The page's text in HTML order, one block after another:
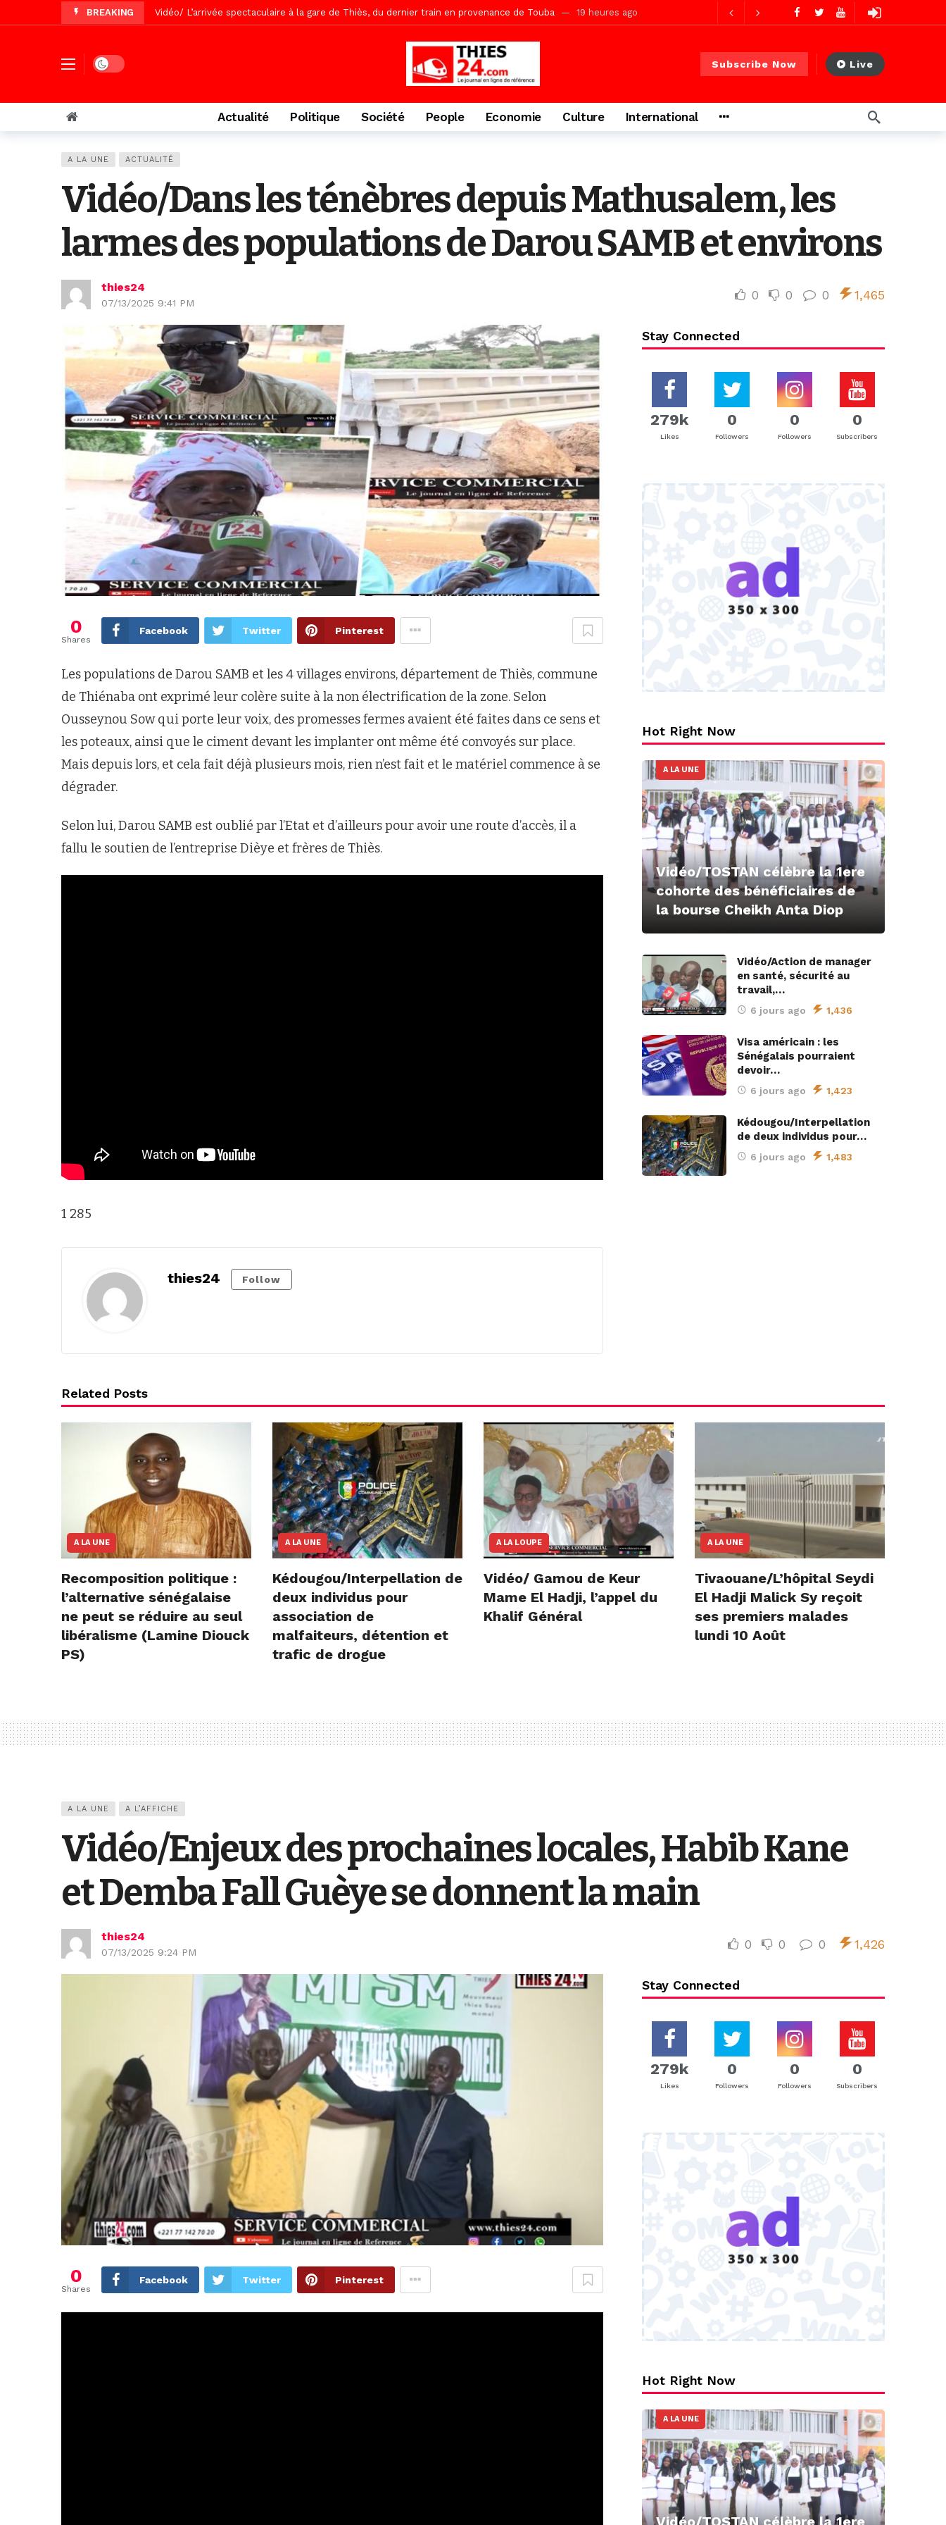
BREAKING Vidéo/ L’arrivée spectaculaire à la gare de Thiès, du dernier train en provenance de Touba 19 heures ago
Vidéo/Gamou Bakhdad chez Boroom Ndaam, sécurité, eau, au coeur des priorités
Vidéo/Magal Serigne Abdoulaye Yakhine, le Comité d’organisation dévoile ses priorités
Vidéo/Chérif Nehma Aïdara Diamaguène Nimzath Thiès, mesures annoncées pour une réussite 1 jour ago
Tivaouane/L’hôpital Seydi El Hadji Malick Sy reçoit ses premiers malades lundi 10 Août 2 jours ago
Vidéo/ Gamou de Keur Mame El Hadji, l’appel du Khalif Général
Affaire Pape Cheikh Diallo : La liste des bénéficiaires de non-lieu et des prévenus renvoyés en procès 4 minutes ago
Dark mode Subscribe Now Live
Actualité Politique Société People Economie Culture International
A LA UNE ACTUALITÉ
Vidéo/Dans les ténèbres depuis Mathusalem, les
larmes des populations de Darou SAMB et environs
thies24
07/13/2025 9:41 PM
0 0 0 1,465
0
Shares
Facebook Twitter Pinterest
Les populations de Darou SAMB et les 4 villages environs, département de Thiès, commune
de Thiénaba ont exprimé leur colère suite à la non électrification de la zone. Selon
Ousseynou Sow qui porte leur voix, des promesses fermes avaient été faites dans ce sens et
les poteaux, ainsi que le ciment devant les implanter ont même été convoyés sur place.
Mais depuis lors, et cela fait déjà plusieurs mois, rien n’est fait et le matériel commence à se
dégrader.
Selon lui, Darou SAMB est oublié par l’Etat et d’ailleurs pour avoir une route d’accès, il a
fallu le soutien de l’entreprise Dièye et frères de Thiès.
1 285
thies24 Follow
Stay Connected
279k
Likes
0
Followers
0
Followers
0
Subscribers
Hot Right Now
A LA UNE
Vidéo/TOSTAN célèbre la 1ere
cohorte des bénéficiaires de
la bourse Cheikh Anta Diop
Vidéo/Action de manager
en santé, sécurité au
travail,…
6 jours ago 1,436
Visa américain : les
Sénégalais pourraient
devoir…
6 jours ago 1,423
Kédougou/Interpellation
de deux individus pour…
6 jours ago 1,483
Related Posts
A LA UNE
Recomposition politique :
l’alternative sénégalaise
ne peut se réduire au seul
libéralisme (Lamine Diouck
PS)
A LA UNE
Kédougou/Interpellation de
deux individus pour
association de
malfaiteurs, détention et
trafic de drogue
A LA LOUPE
Vidéo/ Gamou de Keur
Mame El Hadji, l’appel du
Khalif Général
A LA UNE
Tivaouane/L’hôpital Seydi
El Hadji Malick Sy reçoit
ses premiers malades
lundi 10 Août
A LA UNE A L’AFFICHE
Vidéo/Enjeux des prochaines locales, Habib Kane
et Demba Fall Guèye se donnent la main
thies24
07/13/2025 9:24 PM
0 0 0 1,426
0
Shares
Facebook Twitter Pinterest
Stay Connected
279k
Likes
0
Followers
0
Followers
0
Subscribers
Hot Right Now
A LA UNE
Vidéo/TOSTAN célèbre la 1ere